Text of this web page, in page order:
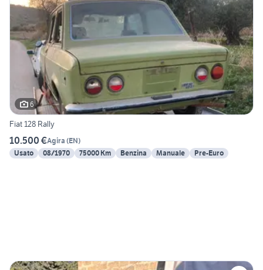
6
Fiat 128 Rally
10.500 €Agira (EN)
Usato
08/1970 75000 Km Benzina Manuale Pre-Euro